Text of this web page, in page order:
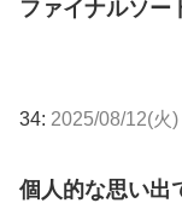
ファイナルソ
34: 2025/08/12(火
個人的な思い出